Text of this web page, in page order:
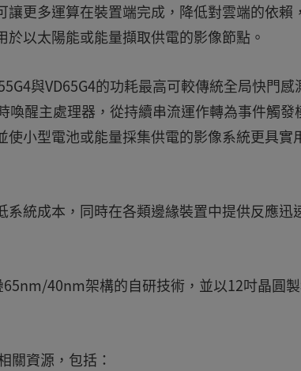
更多運算在裝置端完成，降低對雲端的依賴
以太陽能或能量擷取供電的影像節點。
與VD65G4的功耗最高可較傳統全局快門感
醒主處理器，從持續串流運作轉為事件觸發
小型電池或能量採集供電的影像系統更具實
統成本，同時在各類邊緣裝置中提供反應迅
40nm架構的自研技術，並以12吋晶圓
關資源，包括：